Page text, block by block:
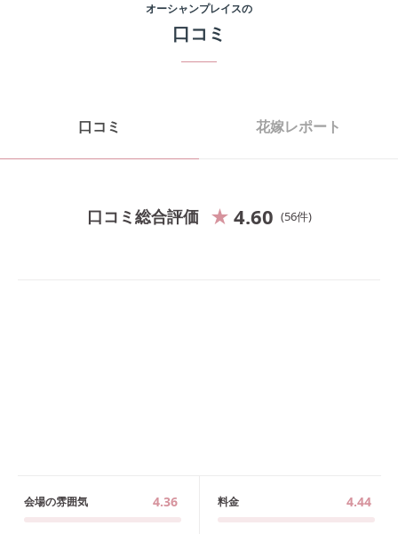
オーシャンプレイスの
口コミ
口コミ 花嫁レポート
口コミ総合評価 4.60 56件
会場の雰囲気 4.36 料金 4.44